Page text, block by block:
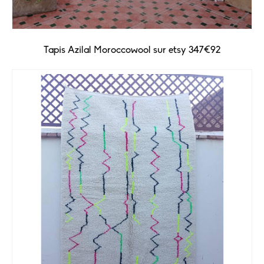
Tapis Azilal Moroccowool sur etsy 347€92